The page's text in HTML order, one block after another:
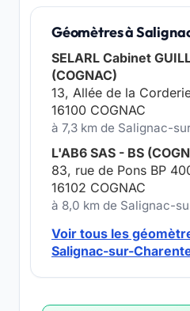
Géomètres à
SELARL Cabinet
(COGNAC)
13, Allée de la
16100 COGNAC
à 7,3 km de Salignac-
L'AB6 SAS - BS
83, rue de Pons BP
16102 COGNAC
à 8,0 km de Salignac-
Voir tous les
Salignac-sur-